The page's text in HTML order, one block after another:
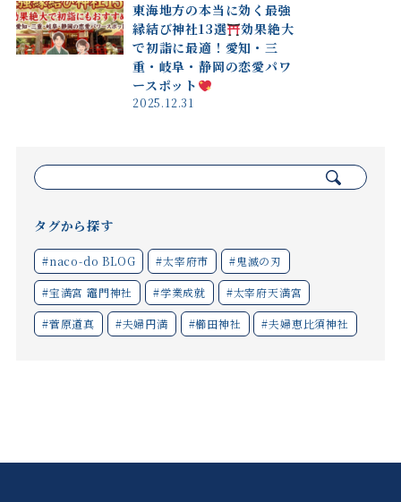
東海地方の本当に効く最強
縁結び神社13選
効果絶大
で初詣に最適！愛知・三
重・岐阜・静岡の恋愛パワ
ースポット
2025.12.31
索:
タグから探す
#naco-do BLOG #太宰府市 #鬼滅の刃
#宝満宮 竈門神社 #学業成就 #太宰府天満宮
#菅原道真 #夫婦円満 #櫛田神社 #夫婦恵比須神社